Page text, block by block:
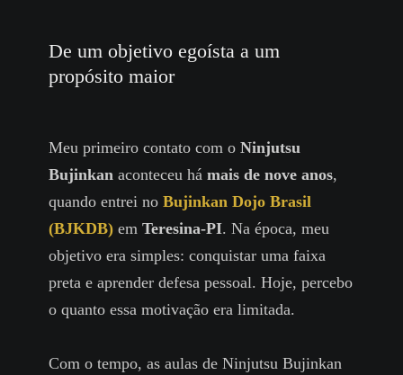
De um objetivo egoísta a um
propósito maior
Meu primeiro contato com oNinjutsu
Bujinkan aconteceu hámais de nove anos,
quando entrei noBujinkan Dojo Brasil
(BJKDB) emTeresina-PI. Na época, meu
objetivo era simples: conquistar uma faixa
preta e aprender defesa pessoal. Hoje, percebo
o quanto essa motivação era limitada.
Com o tempo, as aulas de Ninjutsu Bujinkan